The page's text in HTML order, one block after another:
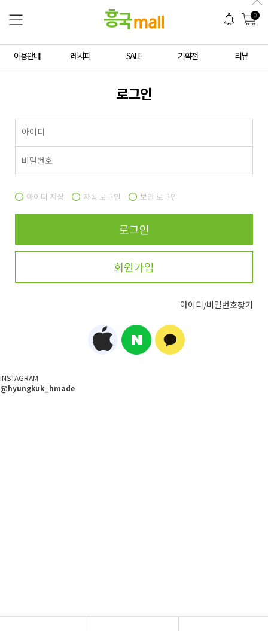
0
이용안내 레시피 SALE 기획전 리뷰
로그인
아이디 저장 자동 로그인 보안 로그인
로그인
회원가입
아이디/비밀번호찾기
INSTAGRAM
@hyungkuk_hmade